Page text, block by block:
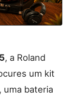
, a Roland
um kit
uma bateria